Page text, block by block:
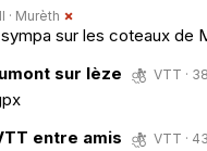
· Murèth
sur les coteaux de
sur lèze
VTT ·
entre amis
VTT ·